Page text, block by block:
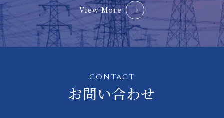
View More
CONTACT
お問い合わせ